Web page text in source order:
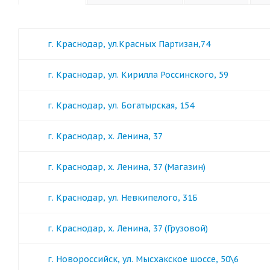
г. Краснодар, ул.Красных Партизан,74
г. Краснодар, ул. Кирилла Россинского, 59
г. Краснодар, ул. Богатырская, 154
г. Краснодар, х. Ленина, 37
г. Краснодар, х. Ленина, 37 (Магазин)
г. Краснодар, ул. Невкипелого, 31Б
г. Краснодар, х. Ленина, 37 (Грузовой)
г. Новороссийск, ул. Мысхакское шоссе, 50\6